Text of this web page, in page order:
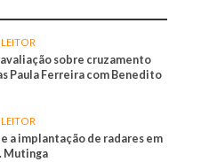
sobre cruzamento
Paula Ferreira com Benedito
a implantação de radares em
Mutinga